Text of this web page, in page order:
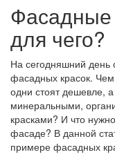
Фасадные
для чего?
На сегодняшний день
фасадных красок.
одни стоят дешевле,
минеральными,
красками? И что
фасаде? В данной
примере фасадных